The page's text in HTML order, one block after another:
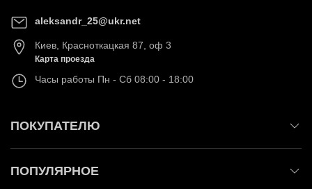
aleksandr_25@ukr.net
Киев Красноткацкая 87, оф 3
Карта проезда
Часы работы Пн - Сб 08:00 - 18:00
ПОКУПАТЕЛЮ
ПОПУЛЯРНОЕ